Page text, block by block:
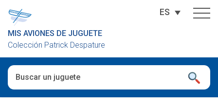
MIS AVIONES DE JUGUETE
Colección Patrick Despature
ES